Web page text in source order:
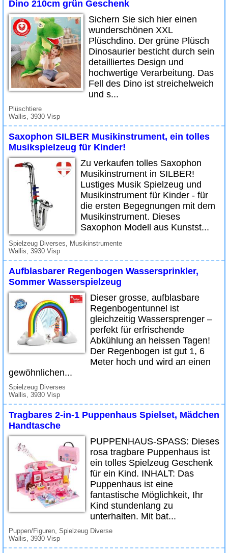
Dino 210cm grün Geschenk
Sichern Sie sich hier einen
wunderschönen XXL
Plüschdino. Der grüne Plüsch
Dinosaurier besticht durch sein
detailliertes Design und
hochwertige Verarbeitung. Das
Fell des Dino ist streichelweich
und s...
Plüschtiere
Wallis, 3930 Visp
Saxophon SILBER Musikinstrument, ein tolles
Musikspielzeug für Kinder!
Zu verkaufen tolles Saxophon
Musikinstrument in SILBER!
Lustiges Musik Spielzeug und
Musikinstrument für Kinder - für
die ersten Begegnungen mit dem
Musikinstrument. Dieses
Saxophon Modell aus Kunstst...
Spielzeug Diverses, Musikinstrumente
Wallis, 3930 Visp
Aufblasbarer Regenbogen Wassersprinkler,
Sommer Wasserspielzeug
Dieser grosse, aufblasbare
Regenbogentunnel ist
gleichzeitig Wassersprenger –
perfekt für erfrischende
Abkühlung an heissen Tagen!
Der Regenbogen ist gut 1, 6
Meter hoch und wird an einen
gewöhnlichen...
Spielzeug Diverses
Wallis, 3930 Visp
Tragbares 2-in-1 Puppenhaus Spielset, Mädchen
Handtasche
PUPPENHAUS-SPASS: Dieses
rosa tragbare Puppenhaus ist
ein tolles Spielzeug Geschenk
für ein Kind. INHALT: Das
Puppenhaus ist eine
fantastische Möglichkeit, Ihr
Kind stundenlang zu
unterhalten. Mit bat...
Puppen/Figuren, Spielzeug Diverse
Wallis, 3930 Visp